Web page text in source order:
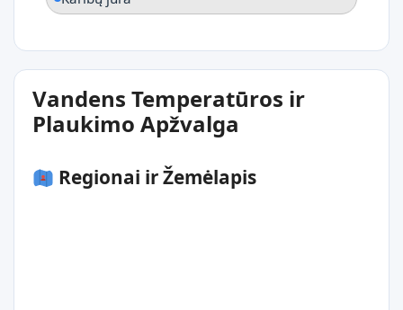
Vandens Temperatūros ir
Plaukimo Apžvalga
Regionai ir Žemėlapis